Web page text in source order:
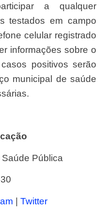
a qualquer
testados em campo
celular registrado
informações sobre o
positivos serão
municipal de saúde
Saúde Pública
| Twitter